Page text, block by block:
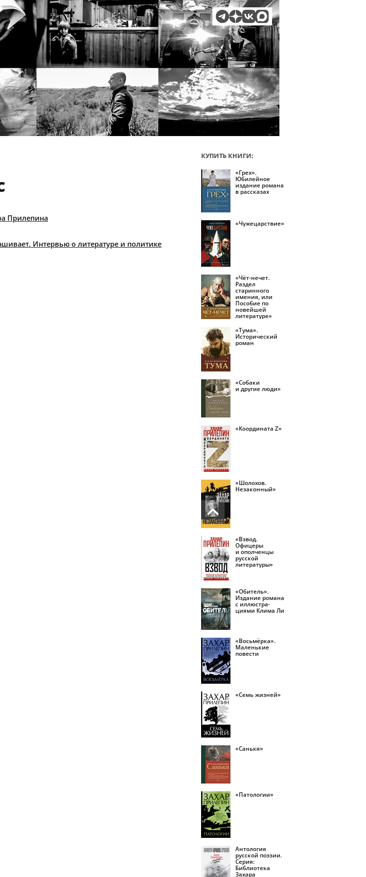
Прилепина
Интервью о литературе и политике
КУПИТЬ КНИГИ:
«Грех».
Юбилейное
издание романа
в рассказах
«Чужецарствие»
«Чёт-нечет.
Раздел
старинного
имения, или
Пособие по
новейшей
литературе»
«Тума».
Исторический
роман
«Собаки
и другие люди»
«Координата Z»
«Шолохов.
Незаконный»
«Взвод.
Офицеры
и ополченцы
русской
литературы»
«Обитель».
Издание романа
с иллюстра­
циями Клима Ли
«Восьмёрка».
Маленькие
повести
«Семь жизней»
«Санькя»
«Патологии»
Антология
русской поэзии.
Серия:
Библиотека
Захара